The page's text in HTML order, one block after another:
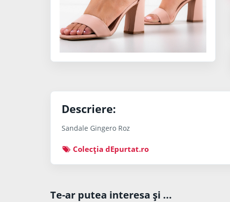
Descriere:
Sandale Gingero Roz
Colecţia dEpurtat.ro
Te-ar putea interesa şi ...